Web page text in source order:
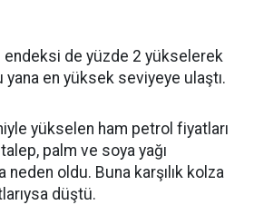
endeksi de yüzde 2 yükselerek
yana en yüksek seviyeye ulaştı.
yükselen ham petrol fiyatları
palm ve soya yağı
neden oldu. Buna karşılık kolza
düştü.